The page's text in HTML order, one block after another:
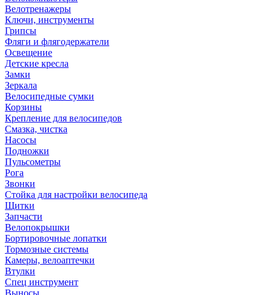
Велотренажеры
Ключи, инструменты
Грипсы
Фляги и флягодержатели
Освещение
Детские кресла
Замки
Зеркала
Велосипедные сумки
Корзины
Крепление для велосипедов
Смазка, чистка
Насосы
Подножки
Пульсометры
Рога
Звонки
Стойка для настройки велосипеда
Щитки
Запчасти
Велопокрышки
Бортировочные лопатки
Тормозные системы
Камеры, велоаптечки
Втулки
Спец инструмент
Выносы